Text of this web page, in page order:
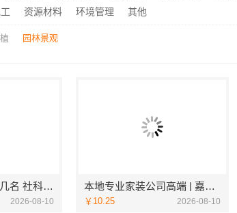
年专注，华居不锈钢服务
资源材料 环境管理 其他
园林景观
大连考研全程班前几名 社科赛斯考研定制专业辅导规划
2026-08-10
本地专业家装公司高端 | 嘉兴绿色之家建材科技有限公司
￥10.25 2026-08-10